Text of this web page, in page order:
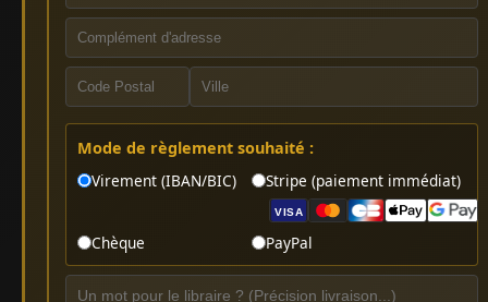
Mode de règlement souhaité :
Virement (IBAN/BIC)
Stripe (paiement immédiat)
VISA
Chèque PayPal